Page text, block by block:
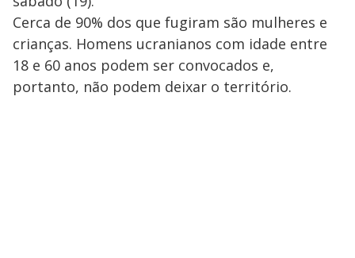
Cerca de 90% dos que fugiram são mulheres e
crianças. Homens ucranianos com idade entre
18 e 60 anos podem ser convocados e,
portanto, não podem deixar o território.